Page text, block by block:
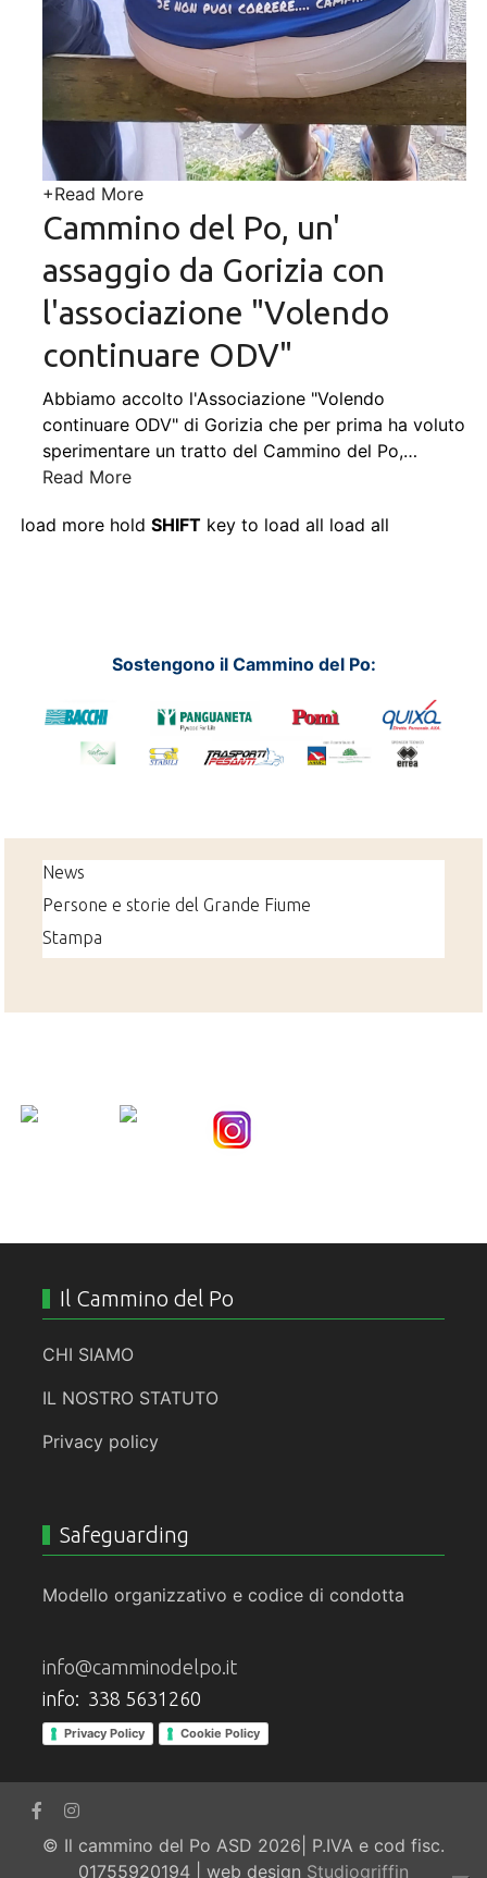
+Read More
Cammino del Po, un'
assaggio da Gorizia con
l'associazione "Volendo
continuare ODV"
Abbiamo accolto l'Associazione "Volendo
continuare ODV" di Gorizia che per prima ha voluto
sperimentare un tratto del Cammino del Po,…
Read More
load more holdSHIFT key to load all load all
Sostengono il Cammino del Po:
News
Persone e storie del Grande Fiume
Stampa
Il Cammino del Po
CHI SIAMO
IL NOSTRO STATUTO
Privacy policy
Safeguarding
Modello organizzativo e codice di condotta
info@camminodelpo.it
info: 338 5631260
Privacy Policy Cookie Policy
© Il cammino del Po ASD 2026| P.IVA e cod fisc.
01755920194 | web design Studiogriffin